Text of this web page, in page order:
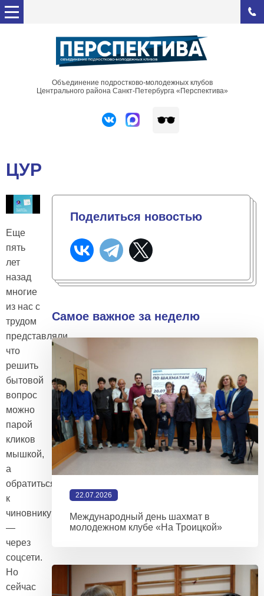
Объединение подростково-молодежных клубов
Центрального района Санкт-Петербурга «Перспектива»
ЦУР
Еще
пять
лет
назад
многие
из нас с
трудом
представляли,
что
решить
бытовой
вопрос
можно
парой
кликов
мышкой,
а
обратиться
к
чиновнику
—
через
соцсети.
Но
сейчас
Поделиться новостью
Самое важное за неделю
22.07.2026
Международный день шахмат в
молодежном клубе «На Троицкой»